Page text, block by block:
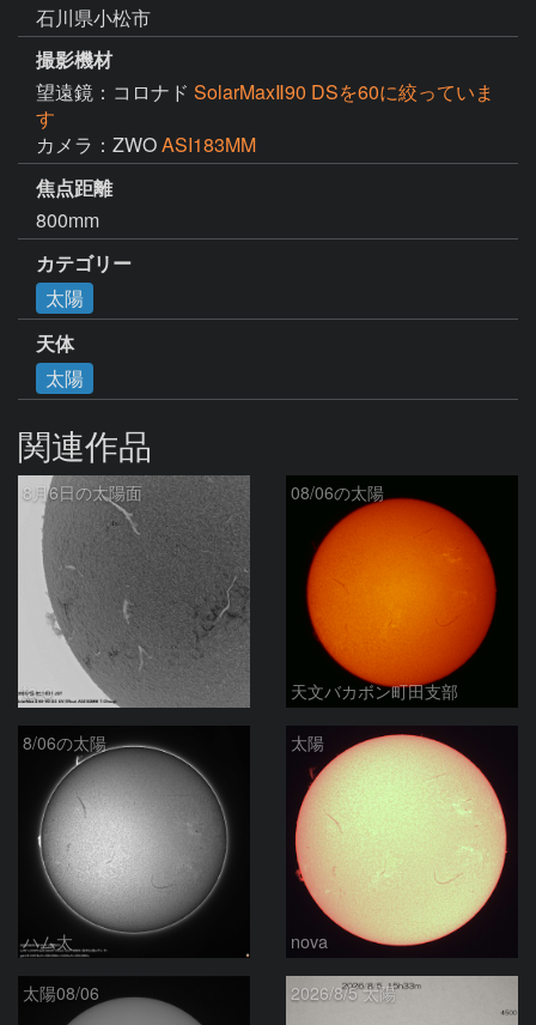
石川県小松市
撮影機材
望遠鏡：コロナド SolarMaxⅡ90 DSを60に絞っていま
す
カメラ：ZWOASI183MM
焦点距離
800mm
カテゴリー
太陽
天体
太陽
関連作品
8月6日の太陽面
ta-o
08/06の太陽
天文バカボン町田支部
8/06の太陽
ハム太
太陽
nova
太陽08/06 2026/8/5 太陽